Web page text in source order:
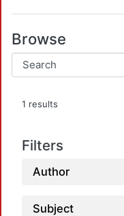
Browse
1 results
Filters
Author
Subject